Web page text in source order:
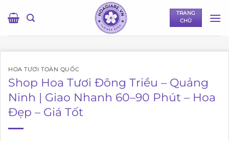
qua
TRANG
CHỦ
HOA TƯƠI TOÀN QUỐC
Shop Hoa Tươi Đông Triều – Quảng
Ninh | Giao Nhanh 60–90 Phút – Hoa
Đẹp – Giá Tốt